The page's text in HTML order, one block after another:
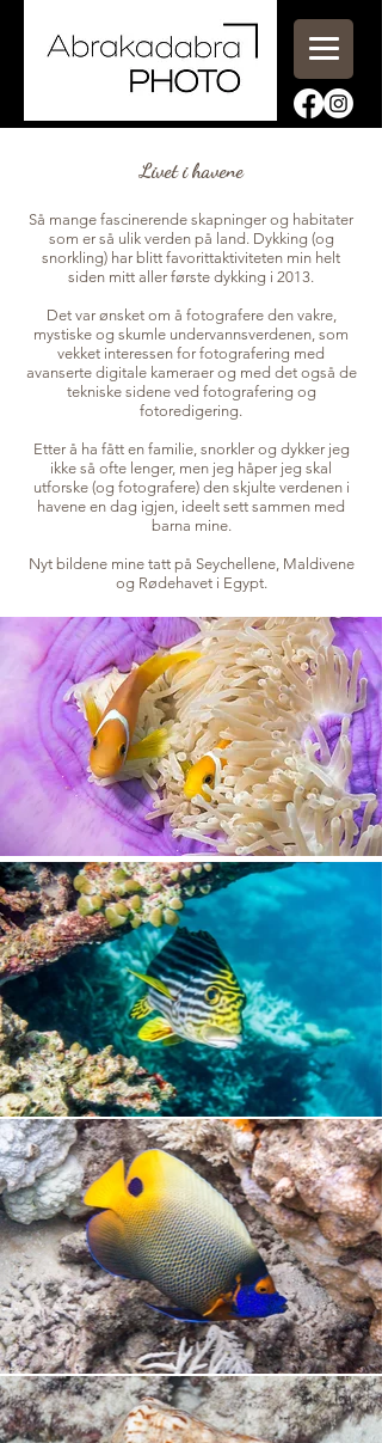
Livet i havene
Så mange fascinerende skapninger og habitater
som er så ulik verden på land. Dykking (og
snorkling) har blitt favorittaktiviteten min helt
siden mitt aller første dykking i 2013.
Det var ønsket om å fotografere den vakre,
mystiske og skumle undervannsverdenen, som
vekket interessen for fotografering med
avanserte digitale kameraer og med det også de
tekniske sidene ved fotografering og
fotoredigering.
Etter å ha fått en familie, snorkler og dykker jeg
ikke så ofte lenger, men jeg håper jeg skal
utforske (og fotografere) den skjulte verdenen i
havene en dag igjen, ideelt sett sammen med
barna mine.
Nyt bildene mine tatt på Seychellene, Maldivene
og Rødehavet i Egypt.